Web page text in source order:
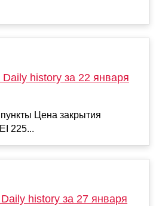
history за 22 января
Цена закрытия
225...
history за 27 января